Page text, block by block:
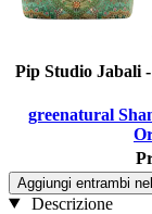
Pip Studio Jabali
greenatural
Aggiungi entrambi
Descrizione